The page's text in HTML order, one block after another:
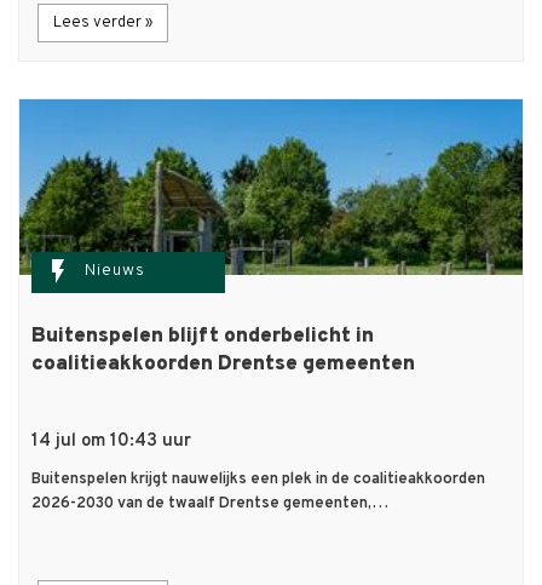
Lees verder »
flash_on Nieuws
Buitenspelen blijft onderbelicht in
coalitieakkoorden Drentse gemeenten
14 jul om 10:43 uur
Buitenspelen krijgt nauwelijks een plek in de coalitieakkoorden
2026-2030 van de twaalf Drentse gemeenten,…